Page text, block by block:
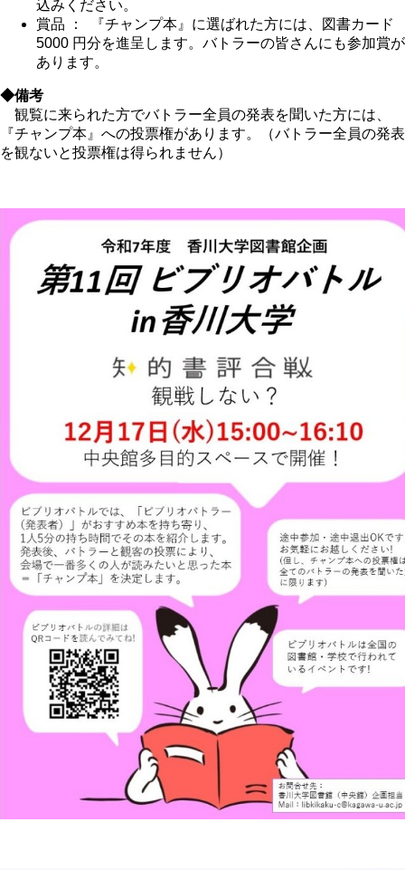
込みください。
賞品 ： 『チャンプ本』に選ばれた方には、図書カード
5000 円分を進呈します。バトラーの皆さんにも参加賞が
あります。
◆備考
観覧に来られた方でバトラー全員の発表を聞いた方には、
『チャンプ本』への投票権があります。（バトラー全員の発表
を観ないと投票権は得られません）